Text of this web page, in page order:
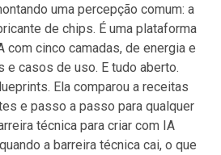
uma percepção comum: a
de chips. É uma plataforma
com cinco camadas, de energia e
e casos de uso. E tudo aberto.
Ela comparou a receitas
e passo a passo para qualquer
técnica para criar com IA
a barreira técnica cai, o que